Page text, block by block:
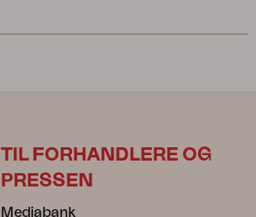
TIL FORHANDLERE OG
PRESSEN
Mediabank